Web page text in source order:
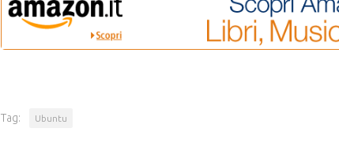
Tag: Ubuntu